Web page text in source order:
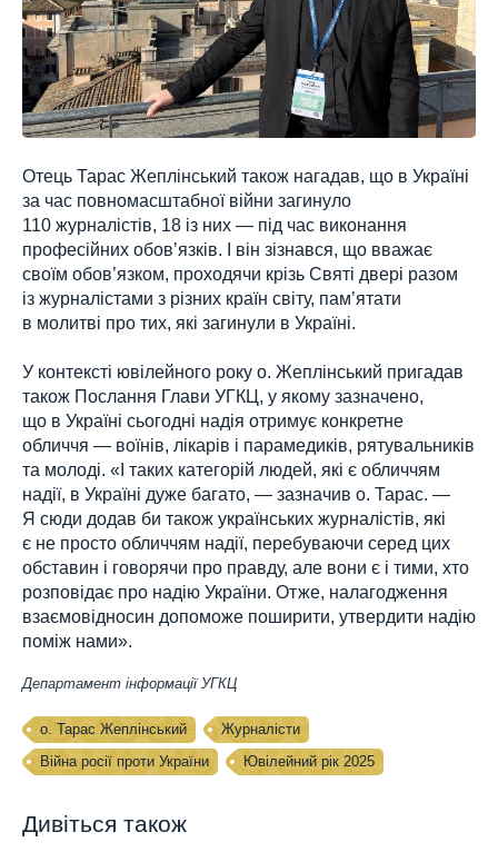
Отець Тарас Жеплінський також нагадав, що в Україні
за час повномасштабної війни загинуло
110 журналістів, 18 із них — під час виконання
професійних обов’язків. І він зізнався, що вважає
своїм обов’язком, проходячи крізь Святі двері разом
із журналістами з різних країн світу, пам’ятати
в молитві про тих, які загинули в Україні.
У контексті ювілейного року о. Жеплінський пригадав
також Послання Глави УГКЦ, у якому зазначено,
що в Україні сьогодні надія отримує конкретне
обличчя — воїнів, лікарів і парамедиків, рятувальників
та молоді. «І таких категорій людей, які є обличчям
надії, в Україні дуже багато, — зазначив о. Тарас. —
Я сюди додав би також українських журналістів, які
є не просто обличчям надії, перебуваючи серед цих
обставин і говорячи про правду, але вони є і тими, хто
розповідає про надію України. Отже, налагодження
взаємовідносин допоможе поширити, утвердити надію
поміж нами».
Департамент інформації УГКЦ
о. Тарас Жеплінський
Журналісти
Війна росії проти України
Ювілейний рік 2025
Дивіться також